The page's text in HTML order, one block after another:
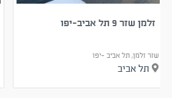
זלמן שזר 9 תל אביב-יפו
שזר זלמן, תל אביב -יפו
תל אביב